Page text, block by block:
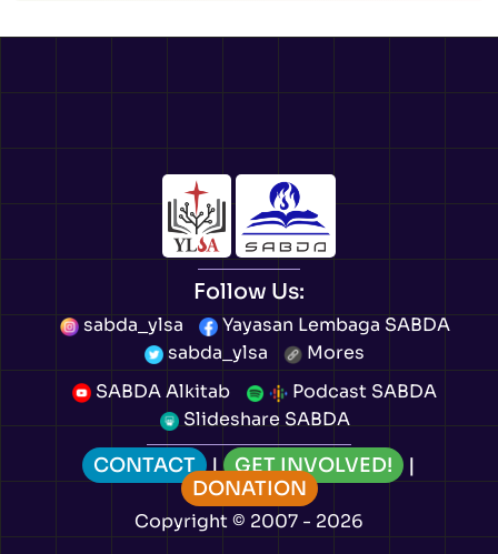
Follow Us:
sabda_ylsa
Yayasan Lembaga SABDA
sabda_ylsa
Mores
SABDA Alkitab
Podcast SABDA
Slideshare SABDA
CONTACT | GET INVOLVED!
|
DONATION
Copyright© 2007 - 2026